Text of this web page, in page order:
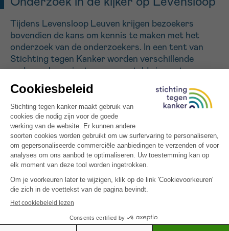
Tijdens Levensloop Leuven krijgen bezoekers
bovendien de kans om kennis te maken met het
onderzoek van de onderzoekers. In een tent van
Stichting tegen Kanker worden verschillende
onderzoeksprojecten voorgesteld via posters,
flyers en QR-codes die linken naar korte filmpjes
waarin onderzoekers zelf uitleg geven over hun
werk.
Onder meer de onderzoeksgroepen van:
• Prof. Jan Remsik (CCB)
• Prof. Gabriele Bergers (CCB)
• Prof. Georg Halder (CCB)
• Prof. Max Mazzone (CCB)
• Prof. Kim De Keersmaecker (LKI)
• Prof. Sandra Nuyts (LKI)
• Prof. Christine Desmedt (LKI)